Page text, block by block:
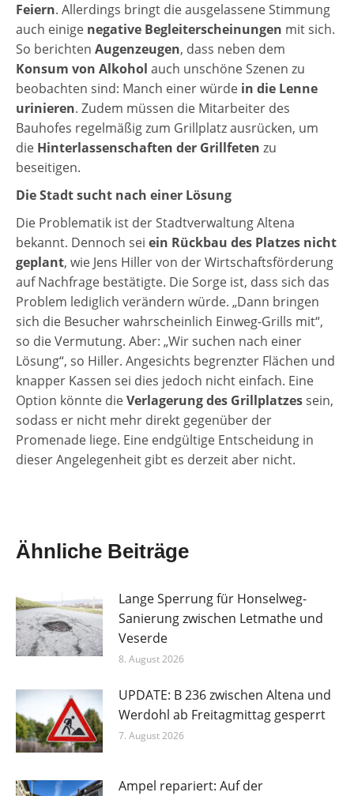
Feiern. Allerdings bringt die ausgelassene Stimmung
auch einige negative Begleiterscheinungen mit sich.
So berichten Augenzeugen, dass neben dem
Konsum von Alkohol auch unschöne Szenen zu
beobachten sind: Manch einer würde in die Lenne
urinieren. Zudem müssen die Mitarbeiter des
Bauhofes regelmäßig zum Grillplatz ausrücken, um
die Hinterlassenschaften der Grillfeten zu
beseitigen.
Die Stadt sucht nach einer Lösung
Die Problematik ist der Stadtverwaltung Altena
bekannt. Dennoch sei ein Rückbau des Platzes nicht
geplant, wie Jens Hiller von der Wirtschaftsförderung
auf Nachfrage bestätigte. Die Sorge ist, dass sich das
Problem lediglich verändern würde. „Dann bringen
sich die Besucher wahrscheinlich Einweg-Grills mit“,
so die Vermutung. Aber: „Wir suchen nach einer
Lösung“, so Hiller. Angesichts begrenzter Flächen und
knapper Kassen sei dies jedoch nicht einfach. Eine
Option könnte dieVerlagerung des Grillplatzessein,
sodass er nicht mehr direkt gegenüber der
Promenade liege. Eine endgültige Entscheidung in
dieser Angelegenheit gibt es derzeit aber nicht.
Ähnliche Beiträge
Lange Sperrung für Honselweg-
Sanierung zwischen Letmathe und
Veserde
8. August 2026
UPDATE: B 236 zwischen Altena und
Werdohl ab Freitagmittag gesperrt
7. August 2026
Ampel repariert: Auf der